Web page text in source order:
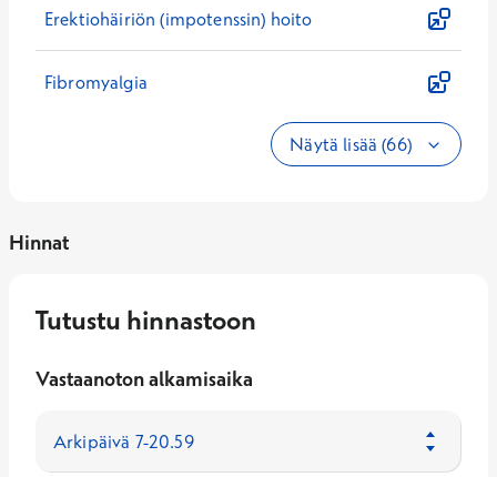
Erektiohäiriön (impotenssin) hoito
Fibromyalgia
Näytä lisää (66)
Hinnat
Tutustu hinnastoon
Vastaanoton alkamisaika